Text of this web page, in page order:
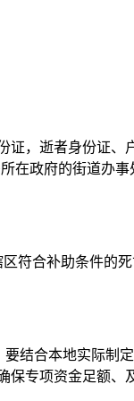
，逝者身份证、
在政府的街道办
符合补助条件的
结合本地实际制
保专项资金足额、